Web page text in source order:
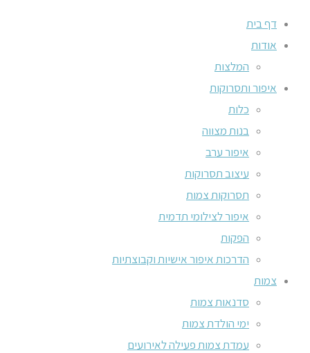
דף בית
אודות
המלצות
איפור ותסרוקות
כלות
בנות מצווה
איפור ערב
עיצוב תסרוקות
תסרוקות צמות
איפור לצילומי תדמית
הפקות
הדרכות איפור אישיות וקבוצתיות
צמות
סדנאות צמות
ימי הולדת צמות
עמדת צמות פעילה לאירועים